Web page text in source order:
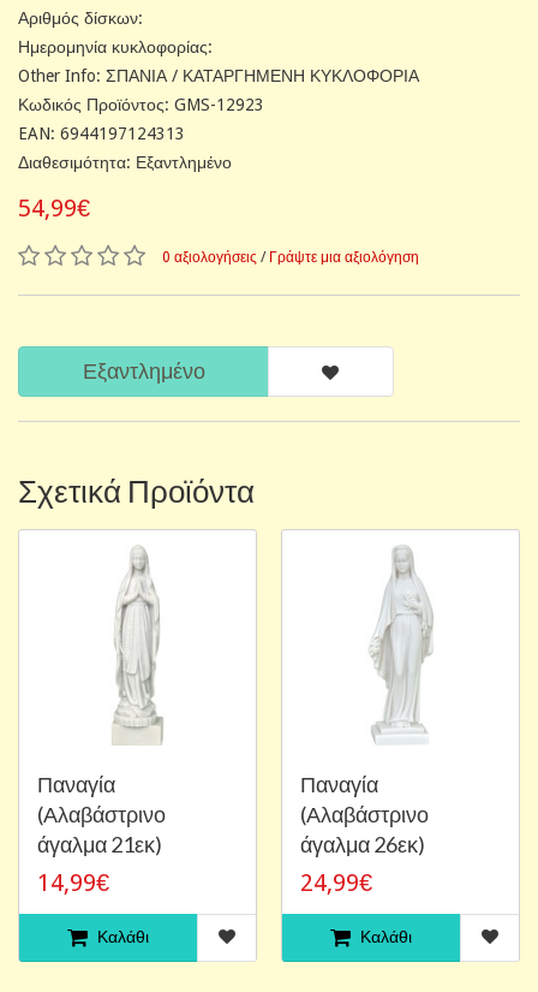
Αριθμός δίσκων:
Ημερομηνία κυκλοφορίας:
Other Info: ΣΠΑΝΙΑ / ΚΑΤΑΡΓΗΜΕΝΗ ΚΥΚΛΟΦΟΡΙΑ
Κωδικός Προϊόντος: GMS-12923
EAN: 6944197124313
Διαθεσιμότητα: Εξαντλημένο
54,99€
0 αξιολογήσεις / Γράψτε μια αξιολόγηση
Εξαντλημένο
Σχετικά Προϊόντα
Παναγία
(Αλαβάστρινο
άγαλμα 21εκ)
14,99€
Καλάθι
Παναγία
(Αλαβάστρινο
άγαλμα 26εκ)
24,99€
Καλάθι